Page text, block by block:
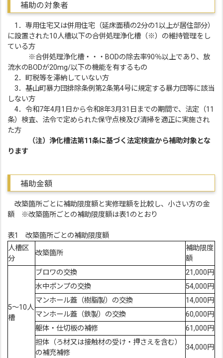
補助の対象者
1．専用住宅又は併用住宅（延床面積の2分の1以上が居住部分）
に設置された10人槽以下の合併処理浄化槽（※）の維持管理をし
ている方
※合併処理浄化槽・・・BODの除去率90％以上であり、放
流水のBODが20mg/以下の機能を有するもの
2．町税等を滞納していない方
3．基山町暴力団排除条例第2条第4号に規定する暴力団等に該当
しない方
4．令和7年4月1日から令和8年3月31日までの期間で、法定（11
条）検査、法令で定められた保守点検及び清掃を適正に実施され
た方
（注）浄化槽法第11条に基づく法定検査から補助対象とな
ります
補助金額
改築箇所ごとに補助限度額と実修理額を比較し、小さい方の金
額 ※改築箇所ごとの補助限度額は表1のとおり
表1 改築箇所ごとの補助限度額
人槽区
分
改築箇所
補助限度
額
5～10人
槽
ブロワの交換
21,000円
水中ポンプの交換
54,000円
マンホール蓋（樹脂製）の交換
14,000円
マンホール蓋（鉄製）の交換
60,000円
躯体・仕切板の補修
61,000円
担体（ろ材又は接触材の受け・押さえを含む）
の補充補修
34,000円